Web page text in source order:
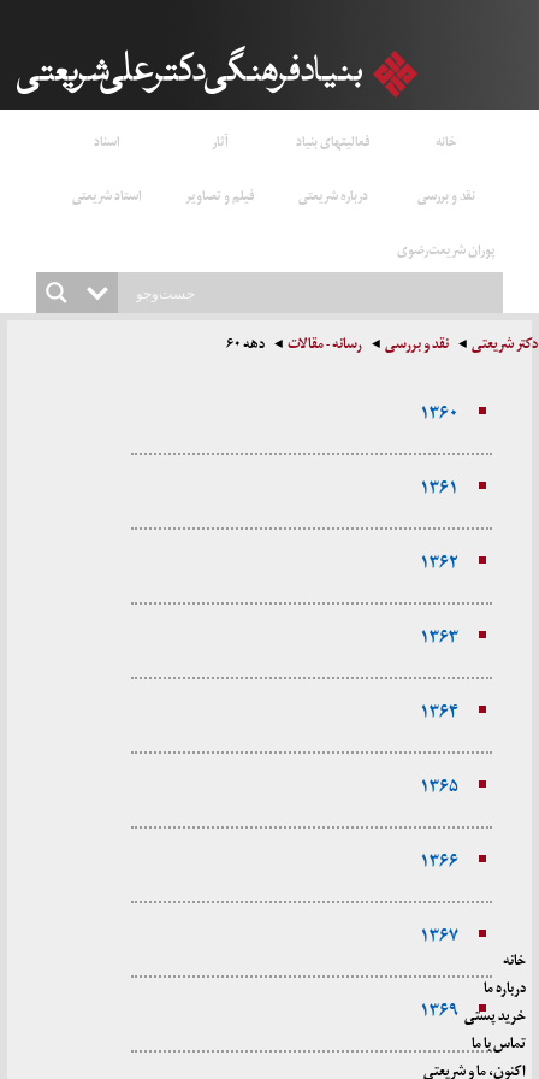
خانه فعالیتهای بنیاد آثار
اسناد
نقد و بررسی
درباره شریعتی فیلم و تصاویر
استاد شریعتی
پوران شریعت‌رضوی
دکتر شریعتی نقد و بررسی رسانه - مقالات دهه ۶۰
۱۳۶۰
۱۳۶۱
۱۳۶۲
۱۳۶۳
۱۳۶۴
۱۳۶۵
۱۳۶۶
۱۳۶۷
۱۳۶۹
خانه
درباره ما
خرید پستی
تماس با ما